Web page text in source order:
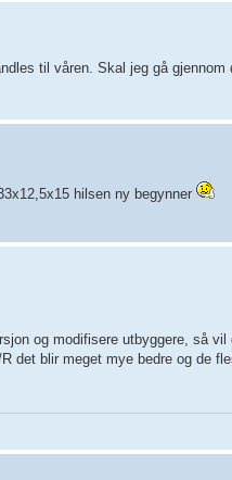
til våren. Skal jeg gå
hilsen ny begynner
og modifisere utbyggere, så
det blir meget mye bedre og de